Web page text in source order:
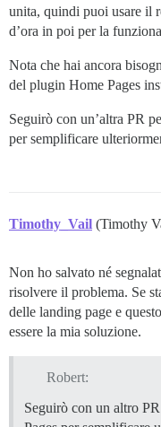
unita, quindi puoi usare il
d’ora in poi per la
Nota che hai ancora
del plugin Home Pages
Seguirò con un’altra PR
per semplificare
Timothy_Vail (Timothy
Non ho salvato né
risolvere il problema. Se
delle landing page e
essere la mia soluzione.
Robert:
Seguirò con un altro